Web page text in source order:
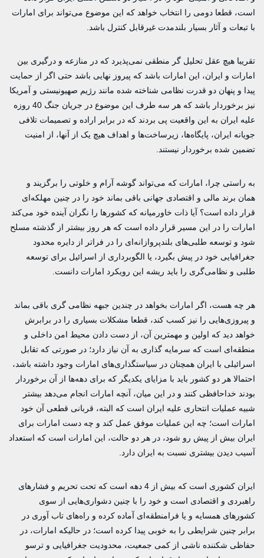
است، قطعا دومی را انتخاب خواهد که این موضوع می‌تواند برای امارات
با تبعات و آثار بسیار بلندمدت غیرقابل کنترل باشد.
تقریبا هیچ عقل تحلیل گر منطقی نمی‌پذیرد که در منازعه و درگیری بین
امارات و ایران، این امارات باشد که پیروز نهایی باشد حتی اگر از حمایت
پیدا و پنهان دو قدرت نظامی شناخته شده مانند رژیم صهیونیستی و آمریکا
نیز برخوردار باشد که هر سه طرف این موضوع در جریان جنگ 40 روزه
علیه ایران به این واقعیت پی بردند که در برابر اراده و تصمیمات تلافی
جویانه ایران، پایگاه‌ها، زیرساخت‌ها و اهداف هیچ یک از آنها، از امنیت
تضمین شده برخوردار نیستند.
به راستی چرا، امارات که می‌تواند گوشه آرام و خلوتی را برگزیند و
همان برند مالی و اقتصادی جهانی باقی بماند خود را در چنین مهلکه‌ای
قرار داده است؟ آیا ذات خاورمیانه که کشورها را نگران آینده خود می‌کند
امارات را در این مسیر قرار داده است که هر روز بیشتر از گذشته مسلح
شود و توسعه طلبی‌های بلندپروازانه‌ای را در فراتر از دایره محدود
جغرافیایی خود در پیش بگیرد، یا الگوبرداری از اسرائیل برای توسعه
طلبی و نظامی‌گری را باید ریشه این رویکرد امارات دانست.
هر چه هست، اگر امارات بخواهد در چندین جبهه نظامی گری باقی بماند
و پیروزی‌هایی را نیز کسب کند، قطعا مشکلات بسیاری را در برابرش
خواهد دید که اولین و مهمترین آن، از دست دادن محیط امن داخلی و
منطقه‌ای است که سرمایه گذاری به آن نیاز دارد؛ در صورتی که تقابل
اسرائیلی با ایران همچنان در سیاستگذاری‌های امارات وجود داشته باشد،
احتمالا هر دو کشور باید با مزایای یکدیگر که برای دهه‌ها از آن برخوردار
بودند خداحافظی کنند و در این میان، آنچه امارات انجام می‌دهد بیشتر
شبیه عملیات انتحاری علیه ایران است که البته، قربانی قطعی آن خود
امارات است؛ چه این عملیات موفق عمل کند و چه دست امارات برای
ایران بیش از پیش رو شود، در هر دو حالت، این امارات است که استعداد
آسیب دیدن بیشتری نسبت به ایران دارد.
ایران کشوری است که بیش از 4 دهه است که تحت تحریم و فشارهای
راهبردی و اقتصادی است و خود را با چنین دشواری‌هایی از سوی
کشورهای همسایه و یا فرامنطقه‌ای آماده کرده و راه‌های تاب آوری در
برابر چنین شرایطی را به خوبی پیدا کرده است؛ در حالیکه امارات، در
حفاظی شکننده ناشی از کمی جمعیت، محدودیت جغرافیایی و ترسو